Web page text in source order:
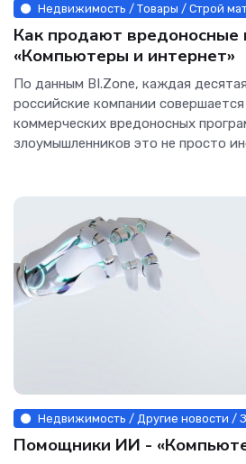
Недвижимость / Товары / Строй
Как продают вредоносные
«Компьютеры и интернет»
По данным BI.Zone, каждая
российские компании
коммерческих вредоносных
злоумышленников это не просто
программы в даркнете,
Недвижимость / Другие новости /
Помощники ИИ -